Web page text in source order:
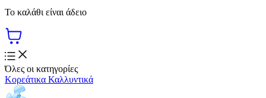
Το καλάθι είναι άδειο
Όλες οι κατηγορίες
Κορεάτικα Καλλυντικά